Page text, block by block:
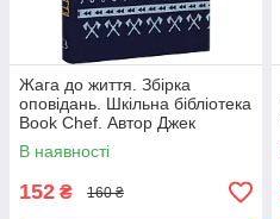
Жага до життя. Збірка
оповідань. Шкільна бібліотека
Book Chef. Автор Джек
Лондон
В наявності
152 ₴ 160 ₴